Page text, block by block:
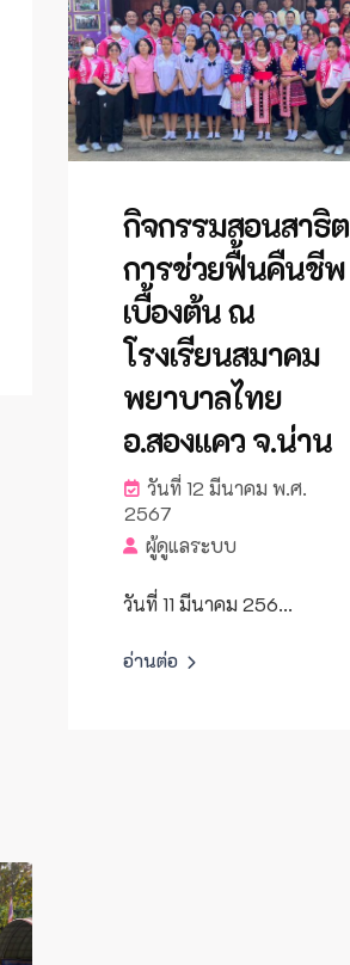
กิจกรรมสอนสาธิต
การช่วยฟื้นคืนชีพ
เบื้องต้น ณ
โรงเรียนสมาคม
พยาบาลไทย
อ.สองแคว จ.น่าน
วันที่ 12 มีนาคม พ.ศ.
2567
ผู้ดูแลระบบ
วันที่ 11 มีนาคม 256...
อ่านต่อ